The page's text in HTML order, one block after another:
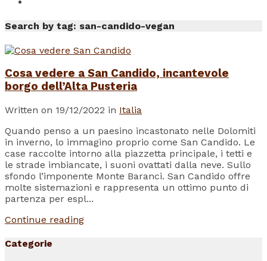
Search by tag: san-candido-vegan
Cosa vedere a San Candido, incantevole
borgo dell’Alta Pusteria
Written on 19/12/2022 in Italia
Quando penso a un paesino incastonato nelle Dolomiti
in inverno, lo immagino proprio come San Candido. Le
case raccolte intorno alla piazzetta principale, i tetti e
le strade imbiancate, i suoni ovattati dalla neve. Sullo
sfondo l’imponente Monte Baranci. San Candido offre
molte sistemazioni e rappresenta un ottimo punto di
partenza per espl...
Continue reading
Categorie